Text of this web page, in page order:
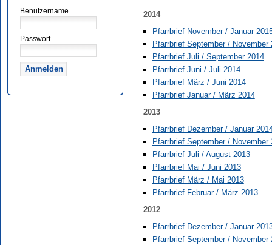
Benutzername
Passwort
2014
Pfarrbrief November / Januar
Pfarrbrief September / November
Pfarrbrief Juli / September 2014
Pfarrbrief Juni / Juli 2014
Pfarrbrief März / Juni 2014
Pfarrbrief Januar / März 2014
2013
Pfarrbrief Dezember / Januar
Pfarrbrief September / November
Pfarrbrief Juli / August 2013
Pfarrbrief Mai / Juni 2013
Pfarrbrief März / Mai 2013
Pfarrbrief Februar / März 2013
2012
Pfarrbrief Dezember / Januar
Pfarrbrief September / November